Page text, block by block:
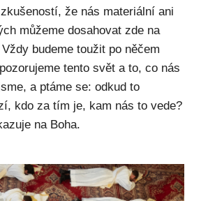
že nás materiální ani
můžeme dosahovat zde na
budeme toužit po něčem
tento svět a to, co nás
a ptáme se: odkud to
kdo za tím je, kam nás to vede?
na Boha.